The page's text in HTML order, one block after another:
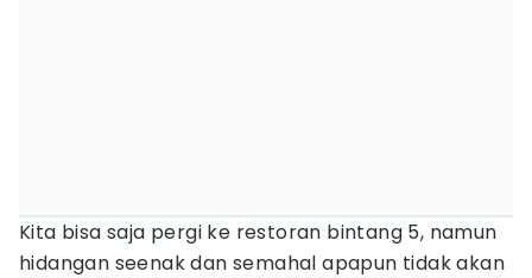
Kita bisa saja pergi ke restoran bintang 5, namun
hidangan seenak dan semahal apapun tidak akan